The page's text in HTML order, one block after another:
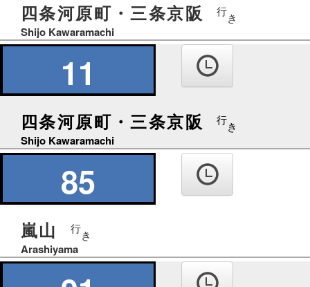
四条河原町・三条京阪 行き
Shijo Kawaramachi
11
四条河原町・三条京阪 行き
Shijo Kawaramachi
85
嵐山 行き
Arashiyama